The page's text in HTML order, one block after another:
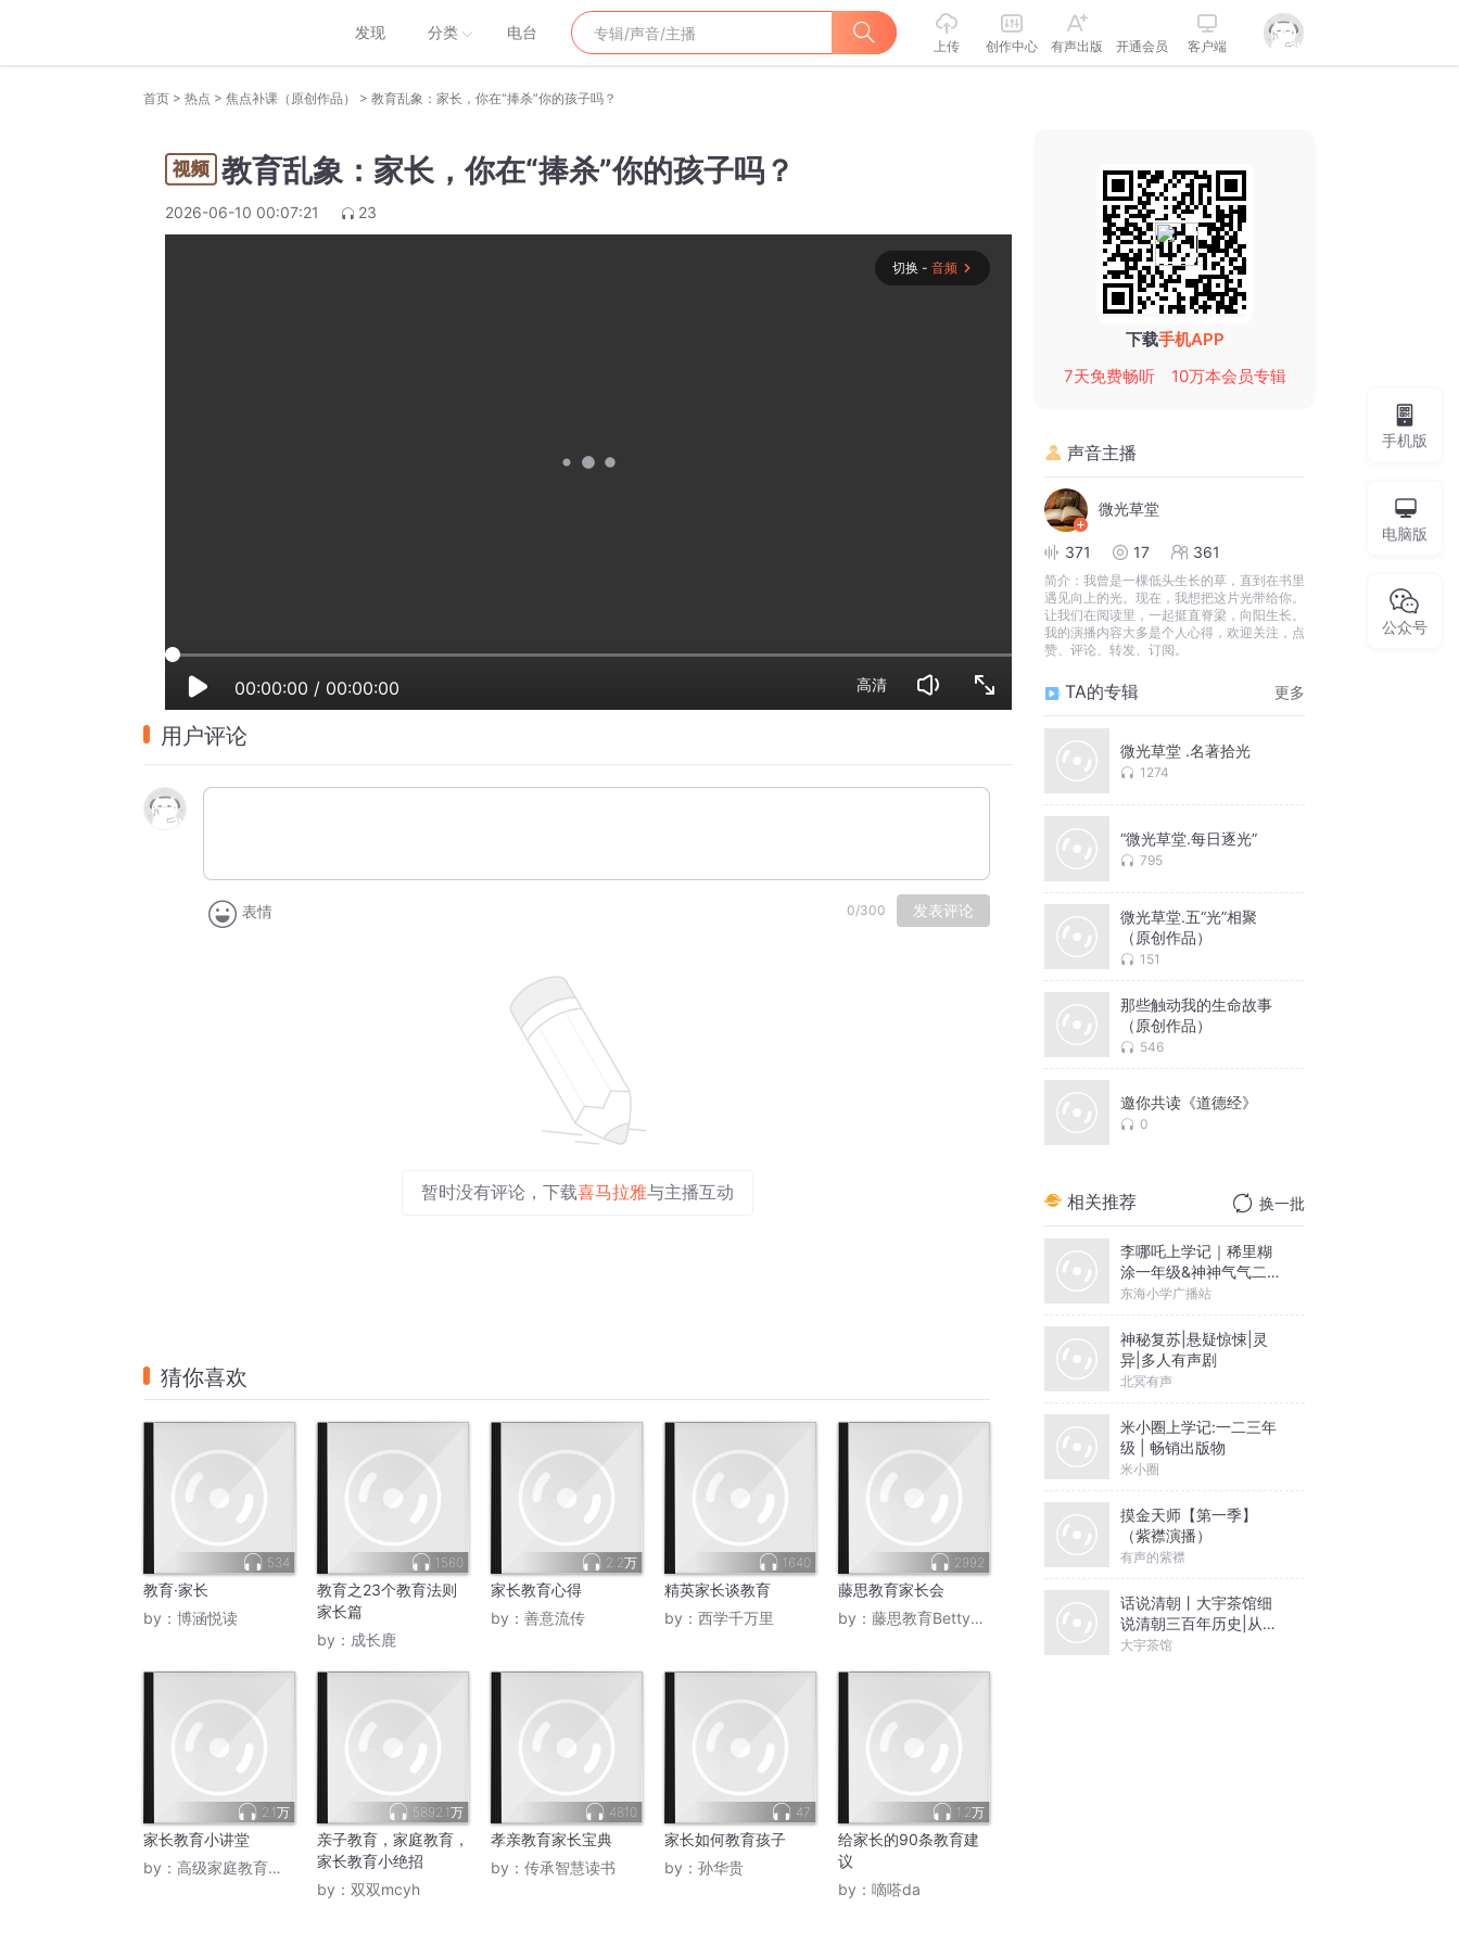
发现 分类 电台
上传 创作中心 有声出版 开通会员 客户端
首页 > 热点 > 焦点补课（原创作品） > 教育乱象：家长，你在“捧杀”你的孩子吗？
教育乱象：家长，你在“捧杀”你的孩子吗？
2026-06-10 00:07:21 23
切换 - 音频
00:00:00 / 00:00:00 高清
用户评论
表情 0/300 发表评论
暂时没有评论，下载喜马拉雅与主播互动
猜你喜欢
534
教育·家长
by： 博涵悦读
1560
教育之23个教育法则
家长篇
by： 成长鹿
2.2万
家长教育心得
by： 善意流传
1640
精英家长谈教育
by： 西学千万里
2992
藤思教育家长会
by： 藤思教育Betty老师
2.1万
家长教育小讲堂
by： 高级家庭教育师翟老师
5892.1万
亲子教育，家庭教育，
家长教育小绝招
by： 双双mcyh
4810
孝亲教育家长宝典
by： 传承智慧读书
47
家长如何教育孩子
by： 孙华贵
1.2万
给家长的90条教育建
议
by： 嘀嗒da
下载手机APP
7天免费畅听
10万本会员专辑
声音主播
微光草堂
371 17 361
简介： 我曾是一棵低头生长的草，直到在书里
遇见向上的光。现在，我想把这片光带给你。
让我们在阅读里，一起挺直脊梁，向阳生长。
我的演播内容大多是个人心得，欢迎关注，点
赞、评论、转发、订阅。
TA的专辑 更多
微光草堂 .名著拾光
1274
“微光草堂.每日逐光”
795
微光草堂.五“光”相聚
（原创作品）
151
那些触动我的生命故事
（原创作品）
546
邀你共读《道德经》
0
相关推荐 换一批
李哪吒上学记｜稀里糊
涂一年级&神神气气二年
级
东海小学广播站
神秘复苏|悬疑惊悚|灵
异|多人有声剧
北冥有声
米小圈上学记:一二三年
级 | 畅销出版物
米小圈
摸金天师【第一季】
（紫襟演播）
有声的紫襟
话说清朝丨大宇茶馆细
说清朝三百年历史|从努
尔哈赤到末代皇帝溥仪|
大宇茶馆
手机版
电脑版
公众号